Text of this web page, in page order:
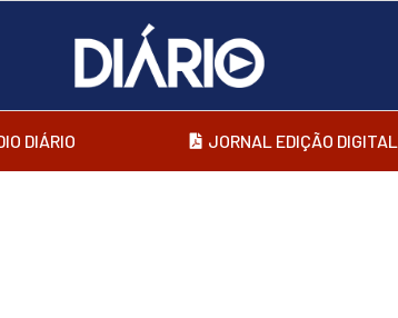
DIÁRIO JORNAL EDIÇÃO DIGITAL